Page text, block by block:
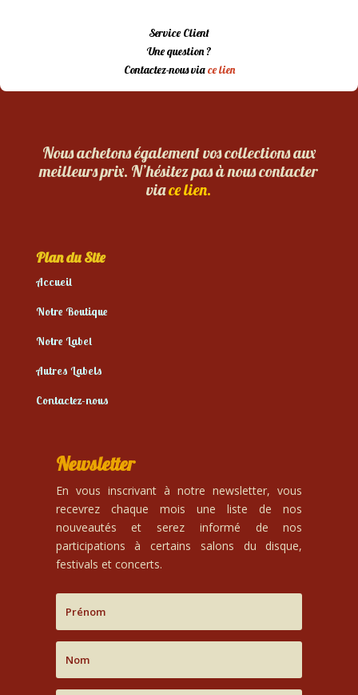
Service Client
Une question ?
Contactez-nous viace lien
Nous achetons également vos collections aux
meilleurs prix. N’hésitez pas à nous contacter
viace lien.
Plan du Site
Accueil
Notre Boutique
Notre Label
Autres Labels
Contactez-nous
Newsletter
En vous inscrivant à notre newsletter, vous
recevrez chaque mois une liste de nos
nouveautés et serez informé de nos
participations à certains salons du disque,
festivals et concerts.